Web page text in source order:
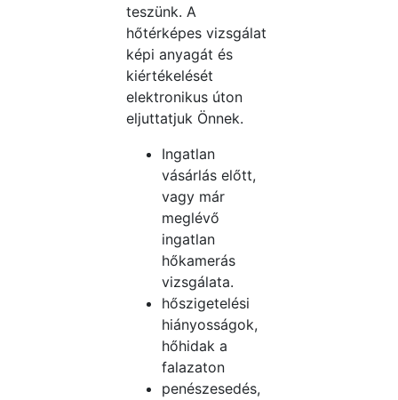
teszünk. A
hőtérképes vizsgálat
képi anyagát és
kiértékelését
elektronikus úton
eljuttatjuk Önnek.
Ingatlan
vásárlás előtt,
vagy már
meglévő
ingatlan
hőkamerás
vizsgálata.
hőszigetelési
hiányosságok,
hőhidak a
falazaton
penészesedés,